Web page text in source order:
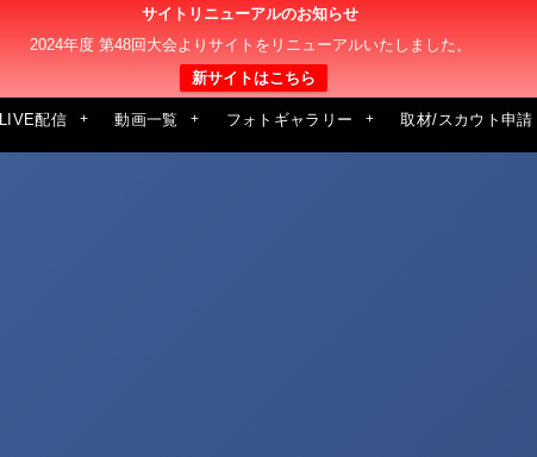
サイトリニューアルのお知らせ
2024年度 第48回大会よりサイトをリニューアルいたしました。
新サイトはこちら
LIVE配信 動画一覧 フォトギャラリー 取材/スカウト申請